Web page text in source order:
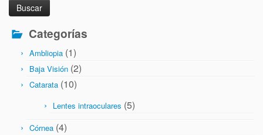
Categorías
Ambliopia (1)
Baja Visión (2)
Catarata (10)
Lentes intraoculares (5)
Córnea (4)